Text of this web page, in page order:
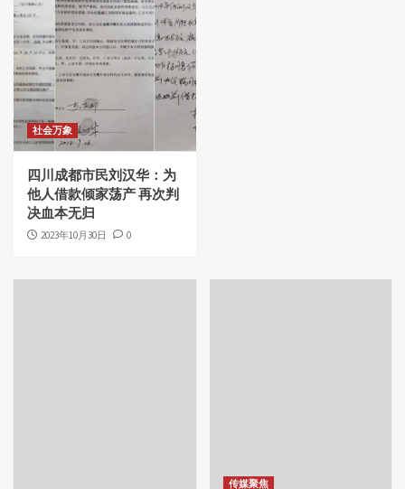
社会万象
四川成都市民刘汉华：为
他人借款倾家荡产 再次判
决血本无归
2023年10月30日 0
传媒聚焦